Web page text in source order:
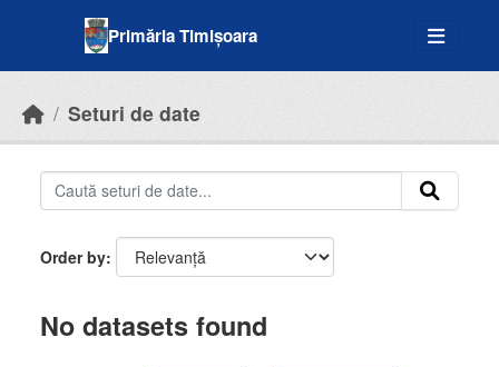
Primăria Timișoara
Seturi de date
Order by
No datasets found